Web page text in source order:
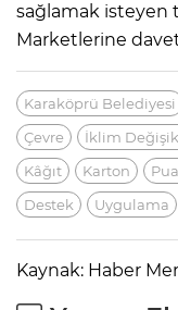
sağlamak isteyen
Marketlerine
Karaköprü Belediyesi
Çevre
İklim
Kâğıt
Karton
Destek
Uygulama
Kaynak: Haber